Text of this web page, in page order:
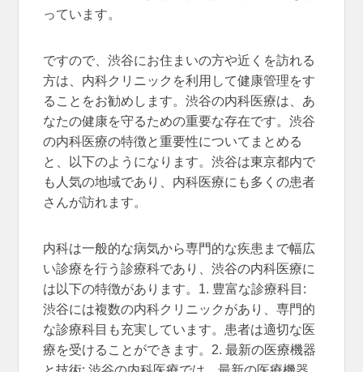
っています。
ですので、渋谷にお住まいの方や近くを訪れる
方は、内科クリニックを利用して健康管理をす
ることをお勧めします。渋谷の内科医療は、あ
なたの健康を守るための重要な存在です。渋谷
の内科医療の特徴と重要性についてまとめる
と、以下のようになります。渋谷は東京都内で
も人気の地域であり、内科医療にも多くの患者
さんが訪れます。
内科は一般的な病気から専門的な疾患まで幅広
い診療を行う診療科であり、渋谷の内科医療に
は以下の特徴があります。1. 豊富な診療科目:
渋谷には複数の内科クリニックがあり、専門的
な診療科目も充実しています。患者は適切な医
療を受けることができます。2. 最新の医療機器